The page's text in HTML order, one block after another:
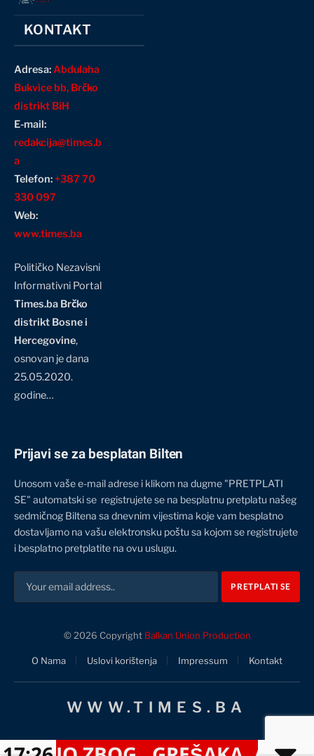
KONTAKT
Adresa:Abdulaha
Bukvice bb, Brčko
distrikt BiH
E-mail:
redakcija@times.b
a
Telefon:+387 70
330 097
Web:
www.times.ba
Političko Nezavisni
Informativni Portal
Times.ba Brčko
distrikt Bosne i
Hercegovine,
osnovan je dana
25.05.2020.
godine…
Prijavi se za besplatan Bilten
Unosom vaše e-mail adrese i klikom na dugme "PRETPLATI
SE" automatski se registrujete se na besplatnu pretplatu našeg
sedmičnog Biltena sa dnevnim vijestima koje vam besplatno
dostavljamo na vašu elektronsku poštu sa kojom se registrujete
i besplatno pretplatite na ovu uslugu.
© 2026 Copyright Balkan Union Production
O Nama Uslovi korištenja Impressum Kontakt
WWW.TIMES.BA